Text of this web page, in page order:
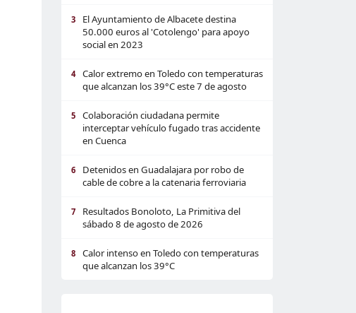
3
El Ayuntamiento de Albacete destina
50.000 euros al 'Cotolengo' para apoyo
social en 2023
4
Calor extremo en Toledo con temperaturas
que alcanzan los 39°C este 7 de agosto
5
Colaboración ciudadana permite
interceptar vehículo fugado tras accidente
en Cuenca
6
Detenidos en Guadalajara por robo de
cable de cobre a la catenaria ferroviaria
7
Resultados Bonoloto, La Primitiva del
sábado 8 de agosto de 2026
8
Calor intenso en Toledo con temperaturas
que alcanzan los 39°C